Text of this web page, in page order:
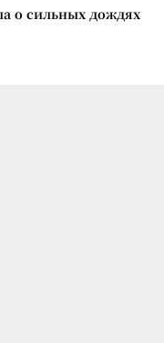
о сильных дождях